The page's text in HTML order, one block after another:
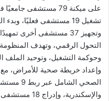
وتجهيز 37 مستشفى أخرى
التحول الرقمي، وتهدف
وحوكمة التشغيل، وتوحيد الملف
وإعداد خريطة صحية للأمراض، مع
الصحي
والإسكندرية،